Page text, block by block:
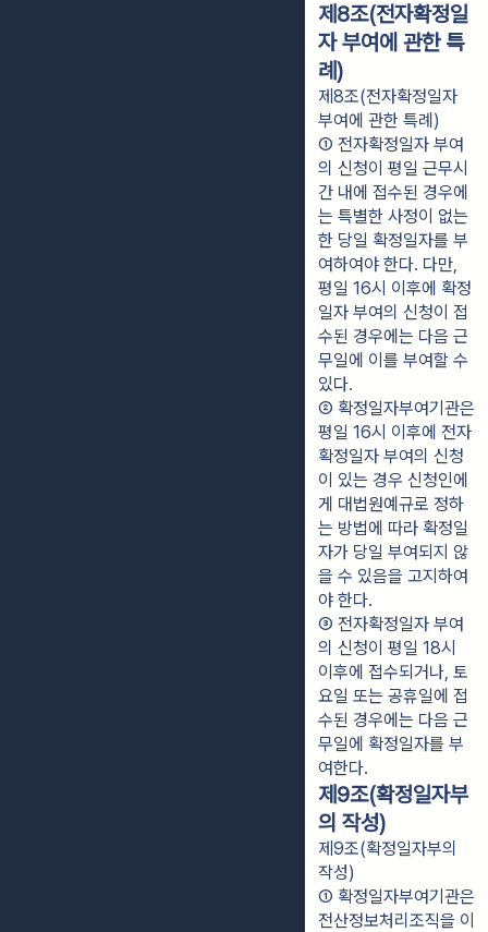
제8조(전자확정일
자 부여에 관한 특
례)
제8조(전자확정일자
부여에 관한 특례)
① 전자확정일자 부여
의 신청이 평일 근무시
간 내에 접수된 경우에
는 특별한 사정이 없는
한 당일 확정일자를 부
여하여야 한다. 다만,
평일 16시 이후에 확정
일자 부여의 신청이 접
수된 경우에는 다음 근
무일에 이를 부여할 수
있다.
② 확정일자부여기관은
평일 16시 이후에 전자
확정일자 부여의 신청
이 있는 경우 신청인에
게 대법원예규로 정하
는 방법에 따라 확정일
자가 당일 부여되지 않
을 수 있음을 고지하여
야 한다.
③ 전자확정일자 부여
의 신청이 평일 18시
이후에 접수되거나, 토
요일 또는 공휴일에 접
수된 경우에는 다음 근
무일에 확정일자를 부
여한다.
제9조(확정일자부
의 작성)
제9조(확정일자부의
작성)
① 확정일자부여기관은
전산정보처리조직을 이